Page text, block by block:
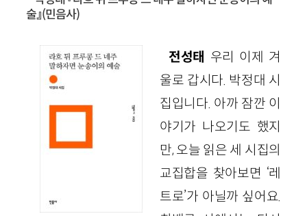
술』(민음사)
전성태 우리 이제 겨
울로 갑시다. 박정대 시
집입니다. 아까 잠깐 이
야기가 나오기도 했지
만, 오늘 읽은 세 시집의
교집합을 찾아보면 ‘레
트로’가 아닐까 싶어요.